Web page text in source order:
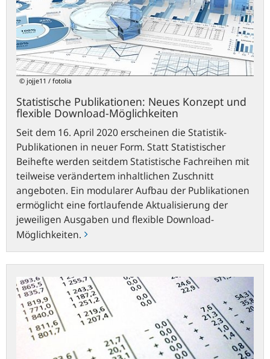
© jojje11 / fotolia
Statistische Publikationen: Neues Konzept und
flexible Download-Möglichkeiten
Seit dem 16. April 2020 erscheinen die Statistik-
Publikationen in neuer Form. Statt Statistischer
Beihefte werden seitdem Statistische Fachreihen mit
teilweise verändertem inhaltlichen Zuschnitt
angeboten. Ein modularer Aufbau der Publikationen
ermöglicht eine fortlaufende Aktualisierung der
jeweiligen Ausgaben und flexible Download-
Möglichkeiten.
und
flexible
Download-
Möglichkeiten
Fachreihen